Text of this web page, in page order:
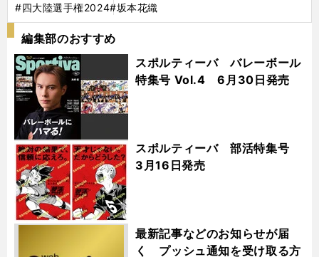
#四大陸選手権2024#坂本花織
編集部のおすすめ
スポルティーバ バレーボール
特集号 Vol.4 6月30日発売
スポルティーバ 部活特集号
3月16日発売
最新記事などのお知らせが届
く プッシュ通知を受け取る方